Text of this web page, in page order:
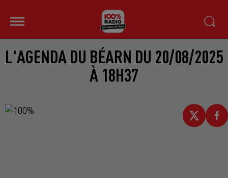
L'AGENDA DU BÉARN DU 20/08/2025
À 18H37